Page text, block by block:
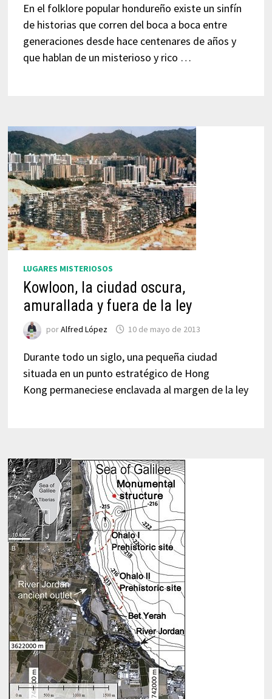
En el folklore popular hondureño existe un sinfín
de historias que corren del boca a boca entre
generaciones desde hace centenares de años y
que hablan de un misterioso y rico …
LUGARES MISTERIOSOS
Kowloon, la ciudad oscura,
amurallada y fuera de la ley
porAlfred López 10 de mayo de 2013
Durante todo un siglo, una pequeña ciudad
situada en un punto estratégico de Hong
Kong permaneciese enclavada al margen de la ley